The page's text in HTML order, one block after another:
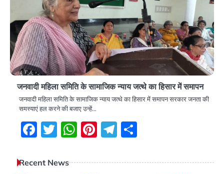
जनवादी महिला समिति के सामाजिक न्याय जत्थे का हिसार में समापन
जनवादी महिला समिति के सामाजिक न्याय जत्थे का हिसार में समापन सरकार जनता की
समस्याएं हल करने की बजाए उन्हें…
Facebook
Twitter
WhatsApp
Pinterest
Telegram
Recent News